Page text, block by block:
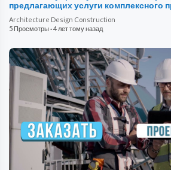
предлагающих услуги комплексного
Architecture Design Construction
5 Просмотры·4 лет тому назад